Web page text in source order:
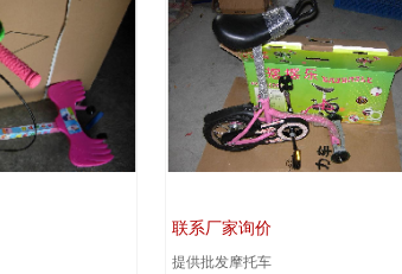
联系厂家询价
提供批发摩托车